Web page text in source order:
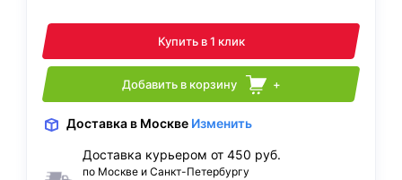
Купить в 1 клик
Добавить в корзину +
Доставка в Москве Изменить
Доставка курьером от 450 руб.
по Москве и Санкт-Петербургу